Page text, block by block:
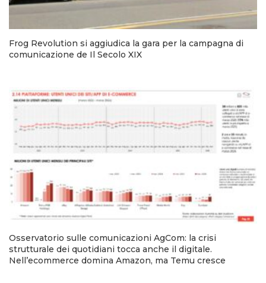
Frog Revolution si aggiudica la gara per la campagna di
comunicazione de Il Secolo XIX
Osservatorio sulle comunicazioni AgCom: la crisi
strutturale dei quotidiani tocca anche il digitale.
Nell’ecommerce domina Amazon, ma Temu cresce